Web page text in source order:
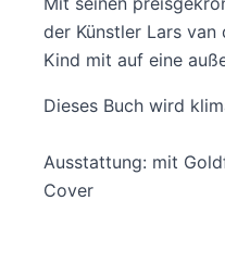
der Künstler Lars
Kind mit auf eine
Dieses Buch wird
Ausstattung: mit
Cover